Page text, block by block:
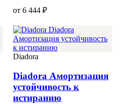
от 6 444 ₽
Diadora
Diadora Амортизация
устойчивость к
истиранию